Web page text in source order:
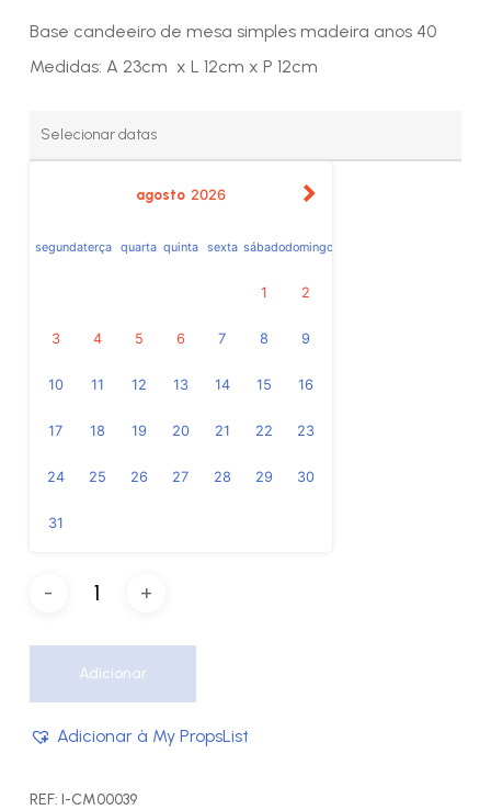
Base candeeiro de mesa simples madeira anos 40
Medidas: A 23cm x L 12cm x P 12cm
agosto 2026
segundaterça quarta quinta sexta sábadodomingo
1 2
3 4 5 6 7 8 9
10 11 12 13 14 15 16
17 18 19 20 21 22 23
24 25 26 27 28 29 30
31
Adicionar
Adicionar à My PropsList
REF: I-CM00039